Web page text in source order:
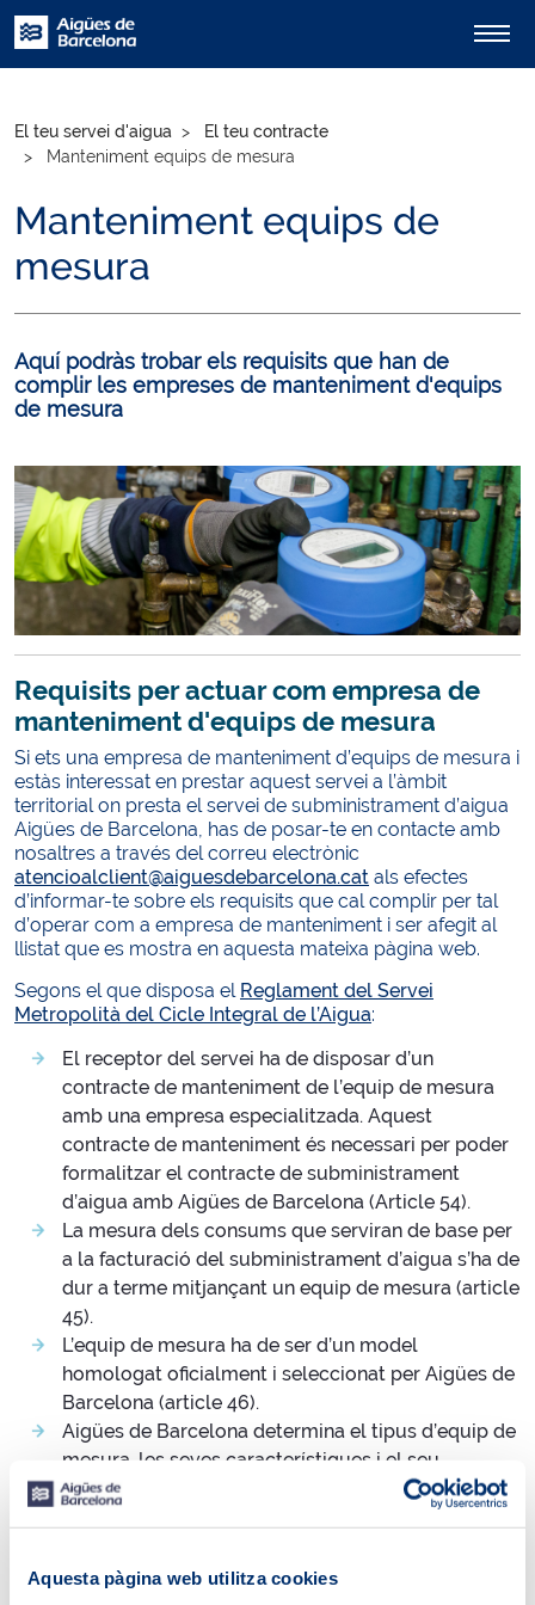
Aquesta pàgina web utilitza cookies
El teu servei d'aigua
El teu contracte
Manteniment equips de mesura
Manteniment equips de
mesura
Aquí podràs trobar els requisits que han de
complir les empreses de manteniment d'equips
de mesura
Requisits per actuar com empresa de
manteniment d'equips de mesura
Si ets una empresa de manteniment d’equips de mesura i
estàs interessat en prestar aquest servei a l’àmbit
territorial on presta el servei de subministrament d’aigua
Aigües de Barcelona, has de posar-te en contacte amb
nosaltres a través del correu electrònic
atencioalclient@aiguesdebarcelona.cat als efectes
d’informar-te sobre els requisits que cal complir per tal
d’operar com a empresa de manteniment i ser afegit al
llistat que es mostra en aquesta mateixa pàgina web.
Segons el que disposa el Reglament del Servei
Metropolità del Cicle Integral de l’Aigua:
El receptor del servei ha de disposar d’un
contracte de manteniment de l’equip de mesura
amb una empresa especialitzada. Aquest
contracte de manteniment és necessari per poder
formalitzar el contracte de subministrament
d’aigua amb Aigües de Barcelona (Article 54).
La mesura dels consums que serviran de base per
a la facturació del subministrament d’aigua s’ha de
dur a terme mitjançant un equip de mesura (article
45).
L’equip de mesura ha de ser d’un model
homologat oficialment i seleccionat per Aigües de
Barcelona (article 46).
Aigües de Barcelona determina el tipus d’equip de
mesura, les seves característiques i el seu
emplaçament (article 47).
Atès que el servei de manteniment dels equips de
subministrament d’aigua que presta Aigües de